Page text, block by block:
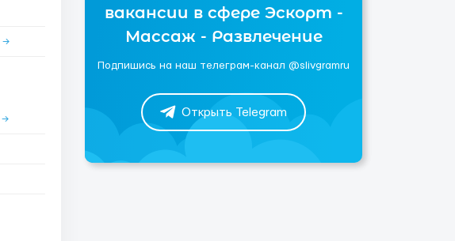
→
→
вакансии в сфере Эскорт -
Массаж - Развлечение
Подпишись на наш телеграм-канал @slivgramru
Открыть Telegram